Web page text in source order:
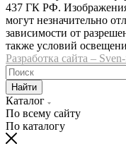
437 ГК РФ.
могут незначительно
зависимости от
также условий
Разработка сайта –
Найти
Каталог
По всему сайту
По каталогу